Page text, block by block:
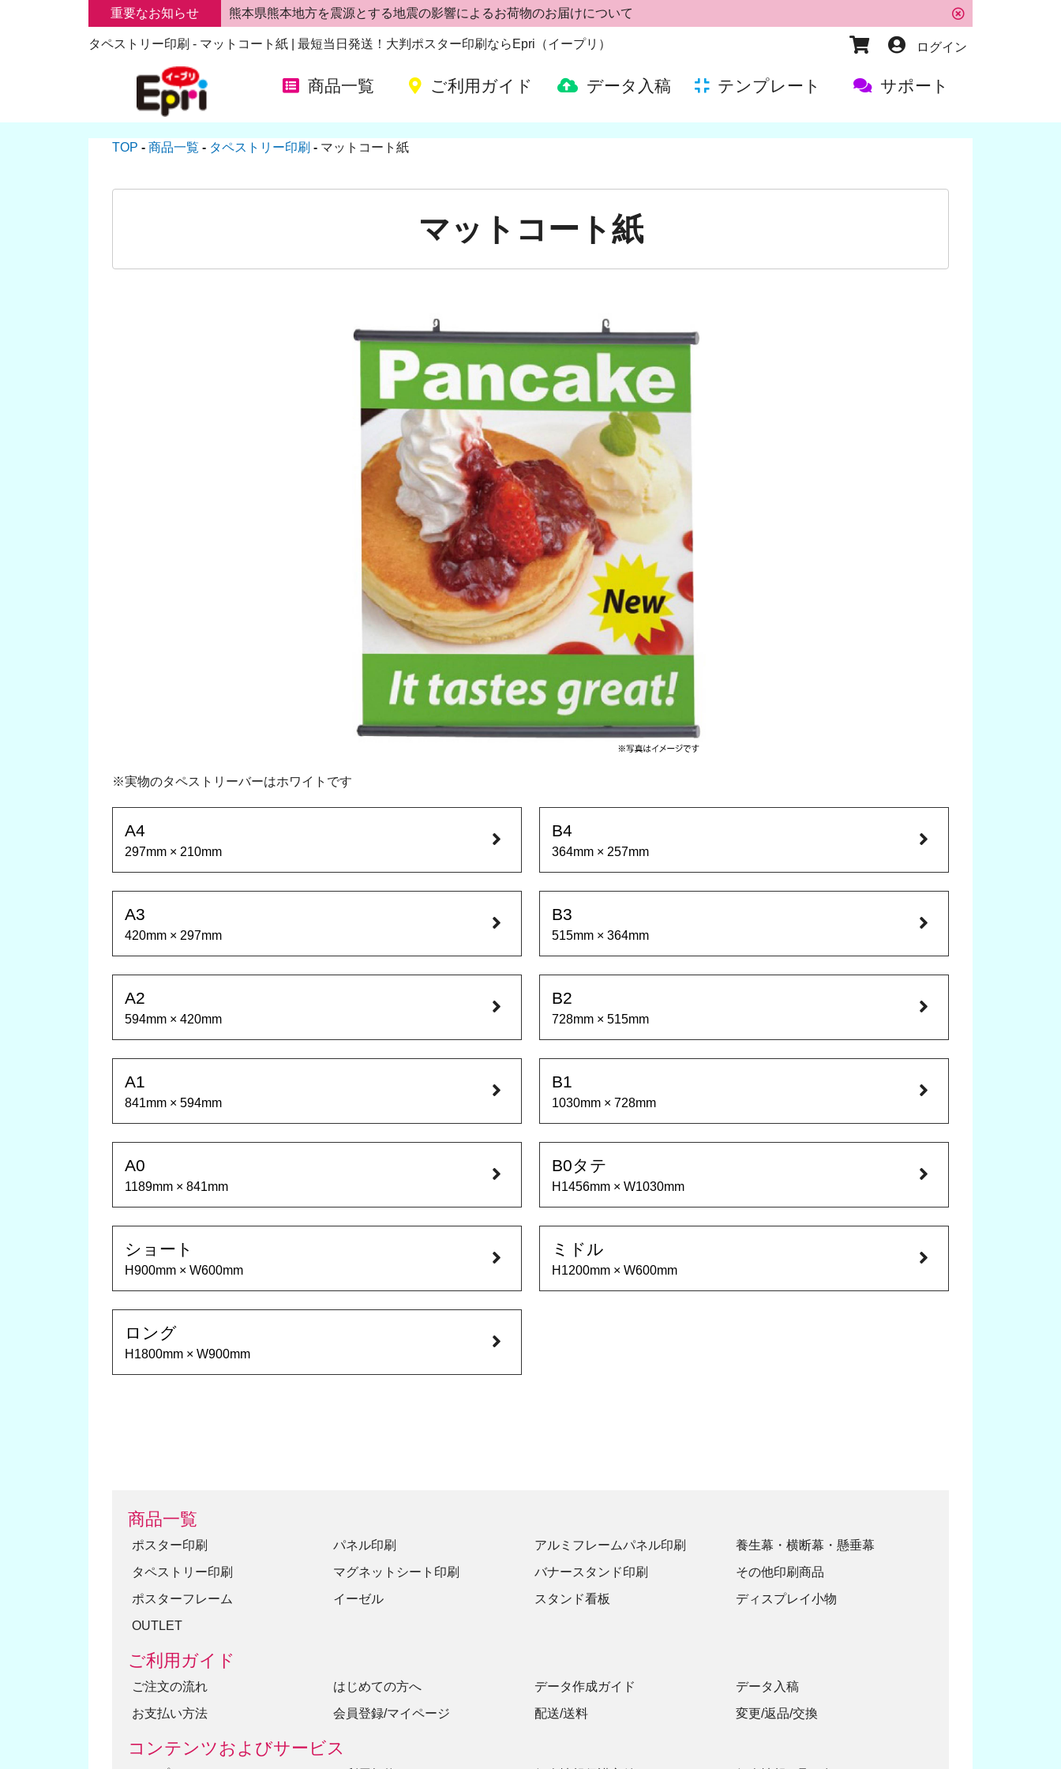
重要なお知らせ 熊本県熊本地方を震源とする地震の影響によるお荷物のお届けについて
タペストリー印刷 - マットコート紙 | 最短当日発送！大判ポスター印刷ならEpri（イープリ） ログイン
商品一覧 ご利用ガイド データ入稿 テンプレート サポート
TOP 商品一覧 タペストリー印刷 マットコート紙
マットコート紙
※実物のタペストリーバーはホワイトです
A4
297mm × 210mm
B4
364mm × 257mm
A3
420mm × 297mm
B3
515mm × 364mm
A2
594mm × 420mm
B2
728mm × 515mm
A1
841mm × 594mm
B1
1030mm × 728mm
A0
1189mm × 841mm
B0タテ
H1456mm × W1030mm
ショート
H900mm × W600mm
ミドル
H1200mm × W600mm
ロング
H1800mm × W900mm
商品一覧
ポスター印刷 パネル印刷 アルミフレームパネル印刷
養生幕・横断幕・懸垂幕
タペストリー印刷
マグネットシート印刷 バナースタンド印刷
その他印刷商品
ポスターフレーム
イーゼル スタンド看板
ディスプレイ小物
OUTLET
ご利用ガイド
ご注文の流れ はじめての方へ データ作成ガイド
データ入稿
お支払い方法
会員登録/マイページ 配送/送料 変更/返品/交換
コンテンツおよびサービス